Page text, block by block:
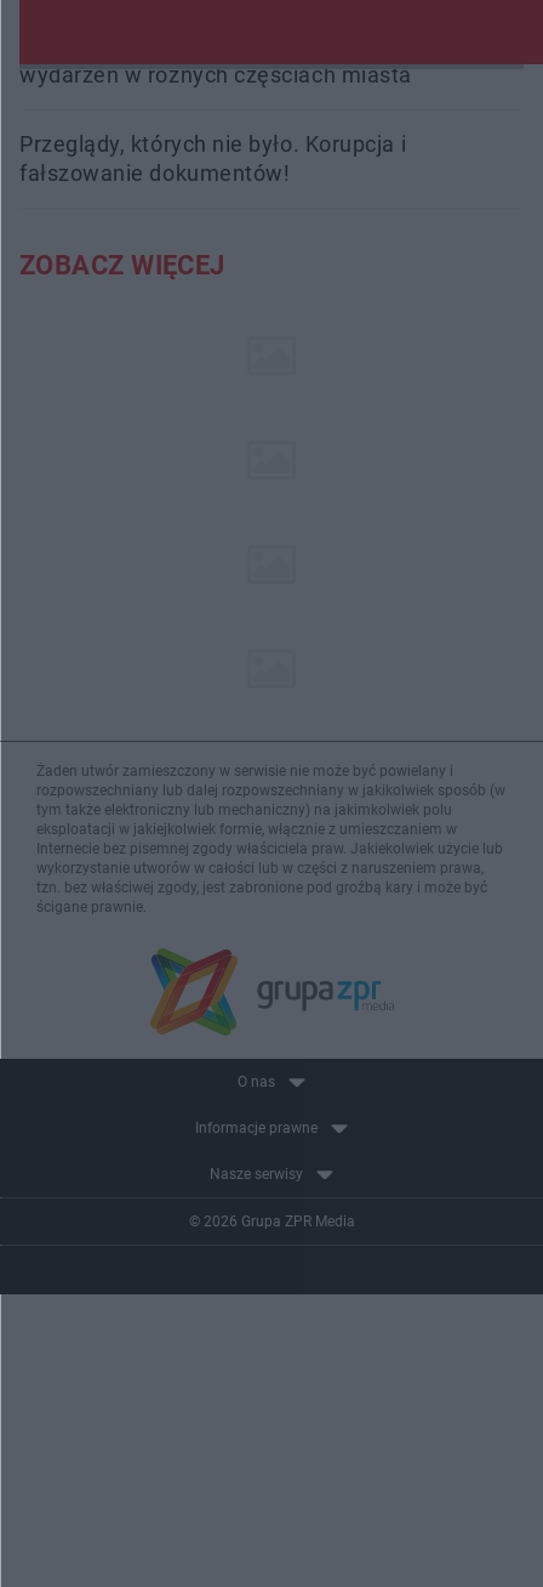
wydarzeń w różnych częściach miasta
Przeglądy, których nie było. Korupcja i
fałszowanie dokumentów!
ZOBACZ WIĘCEJ
Żaden utwór zamieszczony w serwisie nie może być powielany i
rozpowszechniany lub dalej rozpowszechniany w jakikolwiek sposób (w
tym także elektroniczny lub mechaniczny) na jakimkolwiek polu
eksploatacji w jakiejkolwiek formie, włącznie z umieszczaniem w
Internecie bez pisemnej zgody właściciela praw. Jakiekolwiek użycie lub
wykorzystanie utworów w całości lub w części z naruszeniem prawa,
tzn. bez właściwej zgody, jest zabronione pod groźbą kary i może być
ścigane prawnie.
O nas
Informacje prawne
Nasze serwisy
© 2026 Grupa ZPR Media